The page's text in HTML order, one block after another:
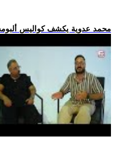
.. محمد عدوية يكشف كواليس